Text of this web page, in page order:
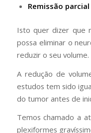
Remissão
Isto quer dizer que
possa eliminar o
reduzir o seu volume.
A redução de
estudos tem sido
do tumor antes de
Temos chamado a
plexiformes